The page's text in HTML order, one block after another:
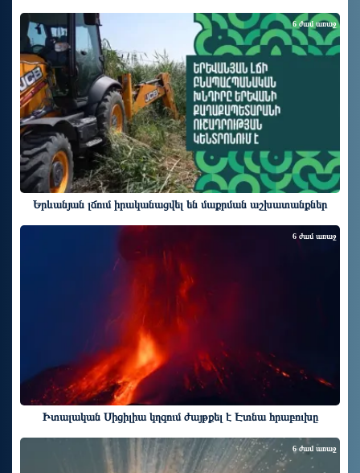
Երևանյան լճում իրականացվել են մաքրման աշխատանքներ
6 ժամ առաջ
Իտալական Սիցիլիա կղզում ժայթքել է Էտնա հրաբուխը
6 ժամ առաջ
6 ժամ առաջ